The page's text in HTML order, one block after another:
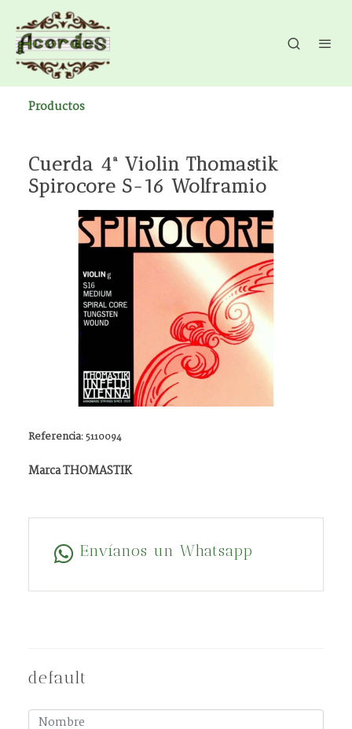
Productos
Cuerda 4ª Violin Thomastik
Spirocore S-16 Wolframio
Referencia:5110094
Marca THOMASTIK
Envíanos un Whatsapp
default